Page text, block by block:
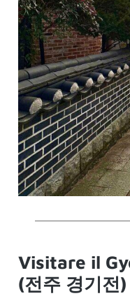
Visitare il
(전주 경기전)